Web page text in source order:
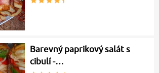
Barevný paprikový salát s
cibulí -…